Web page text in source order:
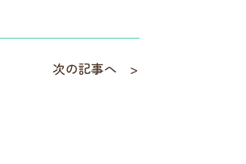
次の記事へ